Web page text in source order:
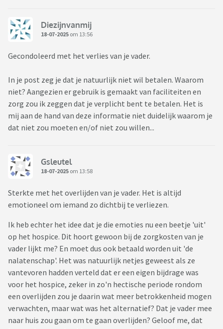
Diezijnvanmij
18-07-2025 om 13:56
Gecondoleerd met het verlies van je vader.
In je post zeg je dat je natuurlijk niet wil betalen. Waarom
niet? Aangezien er gebruik is gemaakt van faciliteiten en
zorg zou ik zeggen dat je verplicht bent te betalen. Het is
mij aan de hand van deze informatie niet duidelijk waarom je
dat niet zou moeten en/of niet zou willen...
Gsleutel
18-07-2025 om 13:58
Sterkte met het overlijden van je vader. Het is altijd
emotioneel om iemand zo dichtbij te verliezen.
Ik heb echter het idee dat je die emoties nu een beetje 'uit'
op het hospice. Dit hoort gewoon bij de zorgkosten van je
vader lijkt me? En moet dus ook betaald worden uit 'de
nalatenschap'. Het was natuurlijk netjes geweest als ze
vantevoren hadden verteld dat er een eigen bijdrage was
voor het hospice, zeker in zo'n hectische periode rondom
een overlijden zou je daarin wat meer betrokkenheid mogen
verwachten, maar wat was het alternatief? Dat je vader mee
naar huis zou gaan om te gaan overlijden? Geloof me, dat